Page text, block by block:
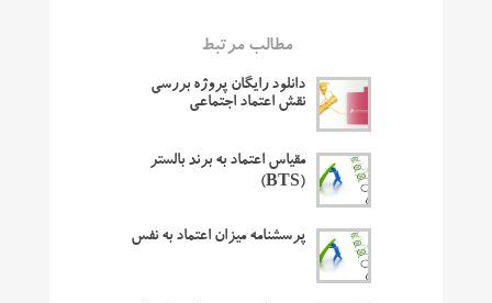
مطالب مرتبط
دانلود رایگان پروژه بررسی
نقش اعتماد اجتماعی
مقیاس اعتماد به برند بالستر
(BTS)
پرسشنامه میزان اعتماد به نفس